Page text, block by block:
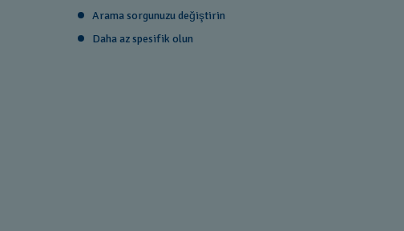
Arama sorgunuzu değiştirin
Daha az spesifik olun